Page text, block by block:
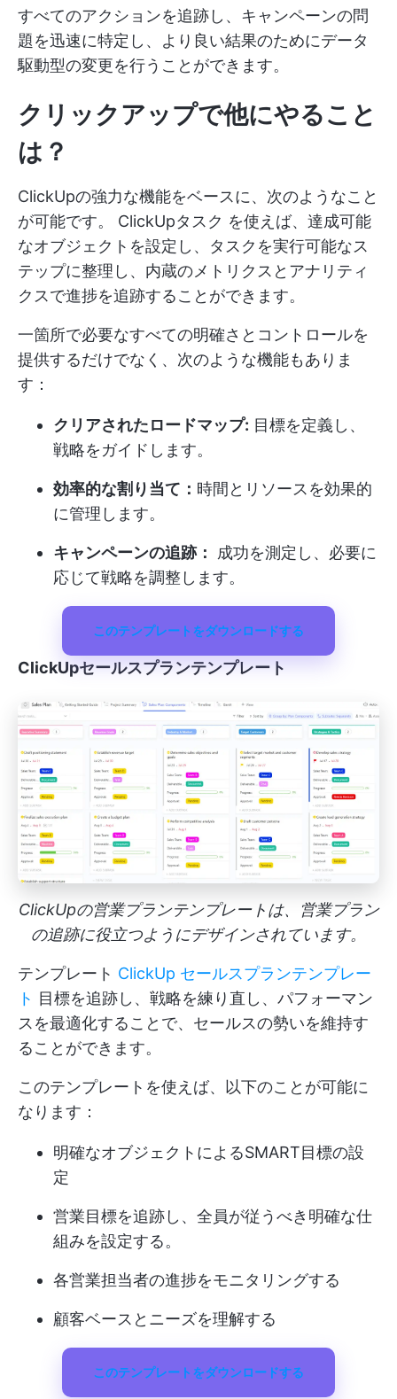
すべてのアクションを追跡し、キャンペーンの問
題を迅速に特定し、より良い結果のためにデータ
駆動型の変更を行うことができます。
クリックアップで他にやること
は？
ClickUpの強力な機能をベースに、次のようなこと
が可能です。 ClickUpタスク を使えば、達成可能
なオブジェクトを設定し、タスクを実行可能なス
テップに整理し、内蔵のメトリクスとアナリティ
クスで進捗を追跡することができます。
一箇所で必要なすべての明確さとコントロールを
提供するだけでなく、次のような機能もありま
す：
クリアされたロードマップ: 目標を定義し、
戦略をガイドします。
効率的な割り当て： 時間とリソースを効果的
に管理します。
キャンペーンの追跡：
成功を測定し、必要に
応じて戦略を調整します。
このテンプレートをダウンロードする
ClickUpセールスプランテンプレート
ClickUpの営業プランテンプレートは、営業プラン
の追跡に役立つようにデザインされています。
テンプレート ClickUp セールスプランテンプレー
ト 目標を追跡し、戦略を練り直し、パフォーマン
スを最適化することで、セールスの勢いを維持す
ることができます。
このテンプレートを使えば、以下のことが可能に
なります：
明確なオブジェクトによるSMART目標の設
定
営業目標を追跡し、全員が従うべき明確な仕
組みを設定する。
各営業担当者の進捗をモニタリングする
顧客ベースとニーズを理解する
このテンプレートをダウンロードする